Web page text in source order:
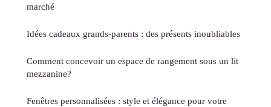
marché
Idées cadeaux grands-parents : des présents inoubliables
Comment concevoir un espace de rangement sous un lit
mezzanine?
Fenêtres personnalisées : style et élégance pour votre